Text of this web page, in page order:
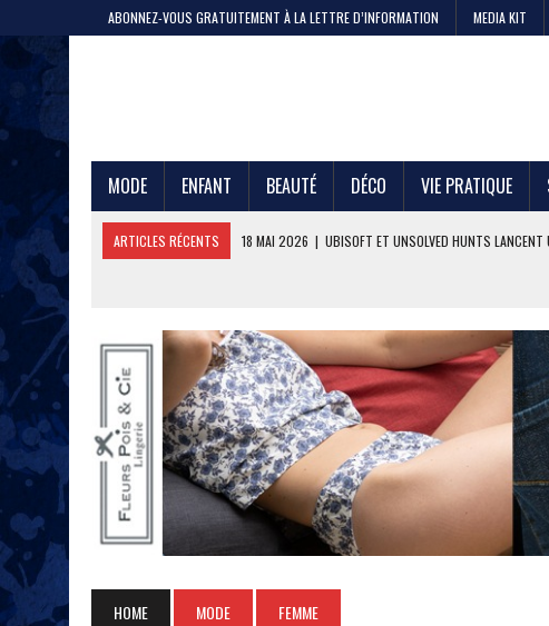
ABONNEZ-VOUS GRATUITEMENT À LA LETTRE D’INFORMATION MEDIA KIT
MODE ENFANT BEAUTÉ DÉCO VIE PRATIQUE
ARTICLES RÉCENTS 11 MAI 2026 | CRISTEL, 200 ANS DE SAVOIR-FAIRE
24 AVRIL 2026 | DEEPFOIL, POUR LES ADEPTES DU GRAND BLEU
21 AVRIL 2026 | 100 000 JEANS FABRIQUÉS EN FRANCE POUR JULES ET KIABI
17 AVRIL 2026 | DURALEX LANCE PICARDIE 58 CL, REMÈDE OU ERREUR DE
3 JUIN 2026 | L’ÉTERNELLE MARINIÈRE SAINT JAMES
18 MAI 2026
UBISOFT ET UNSOLVED HUNTS LANCENT UNE CHASSE AU
HOME MODE FEMME